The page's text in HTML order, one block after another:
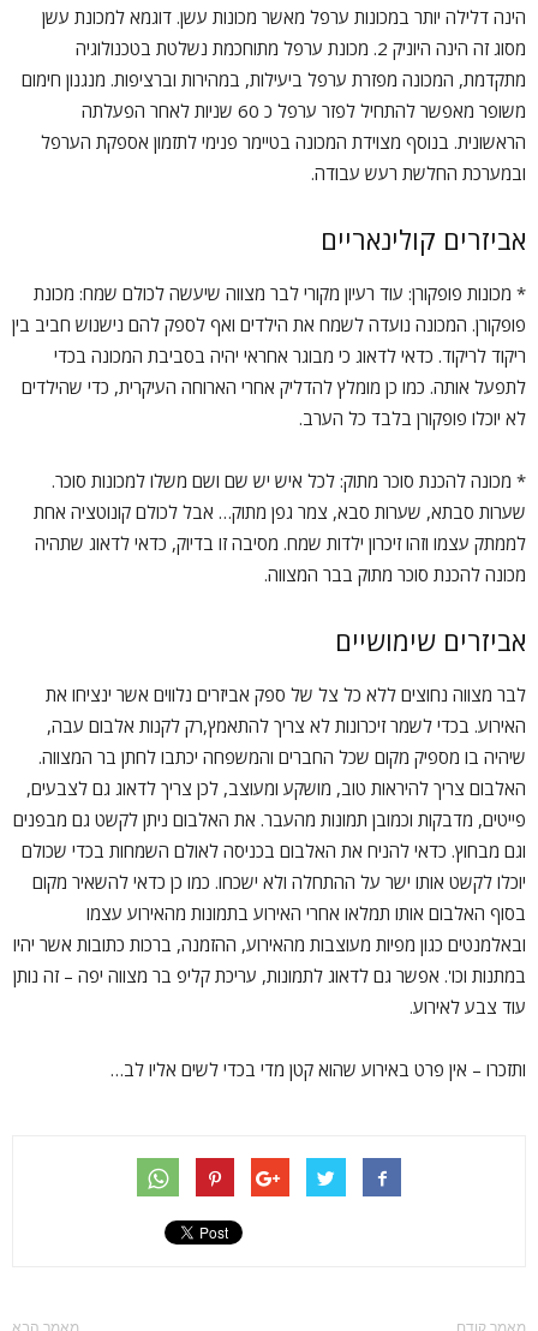
הינה דלילה יותר במכונות ערפל מאשר מכונות עשן. דוגמא למכונת עשן
מסוג זה הינה היוניק 2. מכונת ערפל מתוחכמת נשלטת בטכנולוגיה
מתקדמת, המכונה מפזרת ערפל ביעילות, במהירות וברציפות. מנגנון חימום
משופר מאפשר להתחיל לפזר ערפל כ 60 שניות לאחר הפעלתה
הראשונית. בנוסף מצוידת המכונה בטיימר פנימי לתזמון אספקת הערפל
ובמערכת החלשת רעש עבודה.
אביזרים קולינאריים
* מכונות פופקורן: עוד רעיון מקורי לבר מצווה שיעשה לכולם שמח: מכונת
פופקורן. המכונה נועדה לשמח את הילדים ואף לספק להם נישנוש חביב בין
ריקוד לריקוד. כדאי לדאוג כי מבוגר אחראי יהיה בסביבת המכונה בכדי
לתפעל אותה. כמו כן מומלץ להדליק אחרי הארוחה העיקרית, כדי שהילדים
לא יוכלו פופקורן בלבד כל הערב.
* מכונה להכנת סוכר מתוק: לכל איש יש שם ושם משלו למכונות סוכר.
שערות סבתא, שערות סבא, צמר גפן מתוק… אבל לכולם קונוטציה אחת
לממתק עצמו וזהו זיכרון ילדות שמח. מסיבה זו בדיוק, כדאי לדאוג שתהיה
מכונה להכנת סוכר מתוק בבר המצווה.
אביזרים שימושיים
לבר מצווה נחוצים ללא כל צל של ספק אביזרים נלווים אשר ינציחו את
האירוע. בכדי לשמר זיכרונות לא צריך להתאמץ,רק לקנות אלבום עבה,
שיהיה בו מספיק מקום שכל החברים והמשפחה יכתבו לחתן בר המצווה.
האלבום צריך להיראות טוב, מושקע ומעוצב, לכן צריך לדאוג גם לצבעים,
פייטים, מדבקות וכמובן תמונות מהעבר. את האלבום ניתן לקשט גם מבפנים
וגם מבחוץ. כדאי להניח את האלבום בכניסה לאולם השמחות בכדי שכולם
יוכלו לקשט אותו ישר על ההתחלה ולא ישכחו. כמו כן כדאי להשאיר מקום
בסוף האלבום אותו תמלאו אחרי האירוע בתמונות מהאירוע עצמו
ובאלמנטים כגון מפיות מעוצבות מהאירוע, ההזמנה, ברכות כתובות אשר יהיו
במתנות וכו'. אפשר גם לדאוג לתמונות, עריכת קליפ בר מצווה יפה – זה נותן
עוד צבע לאירוע.
ותזכרו – אין פרט באירוע שהוא קטן מדי בכדי לשים אליו לב…